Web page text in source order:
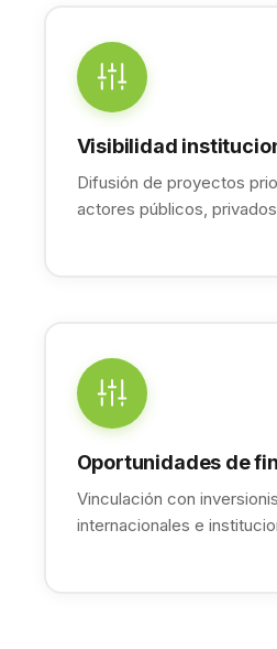
Visibilidad
Difusión de proyectos
actores públicos,
Oportunidades de
Vinculación con
internacionales e